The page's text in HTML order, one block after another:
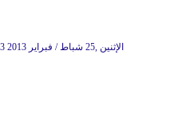
07:03 2013 الإثنين ,25 شباط / فبراير